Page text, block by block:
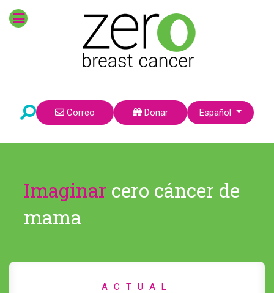
Correo Donar Seleccione su idioma
Español
Imaginar cero cáncer de
mama
ACTUAL